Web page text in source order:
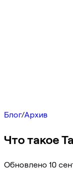
Блог/Архив
Что такое
Обновлено 10